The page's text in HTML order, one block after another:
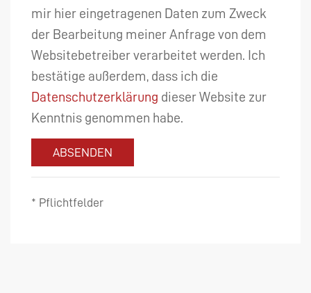
mir hier eingetragenen Daten zum Zweck
der Bearbeitung meiner Anfrage von dem
Websitebetreiber verarbeitet werden. Ich
bestätige außerdem, dass ich die
Datenschutzerklärung dieser Website zur
Kenntnis genommen habe.
ABSENDEN
* Pflichtfelder